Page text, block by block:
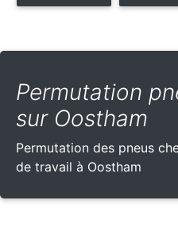
Permutation
sur Oostham
Permutation des pneus
de travail à Oostham